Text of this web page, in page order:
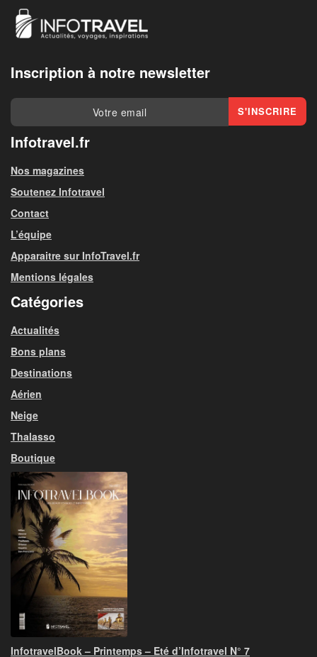
Inscription à notre newsletter
Infotravel.fr
Nos magazines
Soutenez Infotravel
Contact
L’équipe
Apparaitre sur InfoTravel.fr
Mentions légales
Catégories
Actualités
Bons plans
Destinations
Aérien
Neige
Thalasso
Boutique
InfotravelBook – Printemps – Eté d’Infotravel N° 7